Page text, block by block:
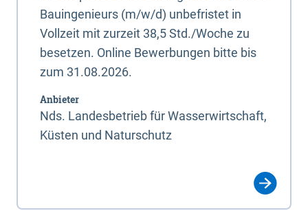
Bauingenieurs (m/w/d) unbefristet in
Vollzeit mit zurzeit 38,5 Std./Woche zu
besetzen. Online Bewerbungen bitte bis
zum 31.08.2026.
Anbieter
Nds. Landesbetrieb für Wasserwirtschaft,
Küsten und Naturschutz